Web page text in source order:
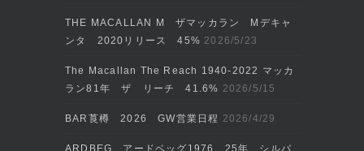
THE MACALLAN M ザマッカラン Mデキャ
ンタ 2020リリース 45% 2026/5/23
The Macallan The Reach 1940-2022 マッカ
ラン81年 ザ リーチ 41.6% 2026/5/15
BAR莨樽 2026 GW営業日程 2026/4/29